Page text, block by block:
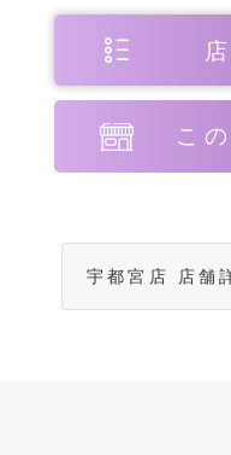
こ
宇都宮店 店舗